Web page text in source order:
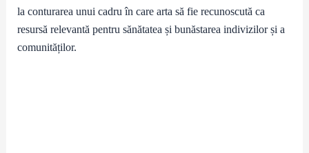
la conturarea unui cadru în care arta să fie recunoscută ca
resursă relevantă pentru sănătatea și bunăstarea indivizilor și a
comunităților.